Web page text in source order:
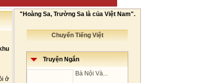
ở
"Hoàng Sa, Trường Sa là của Việt Nam".
Chuyển Tiếng Việt
Truyện Ngắn
Bà Nội Và...